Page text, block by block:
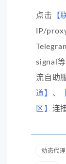
点击 【
IP/
signal
流自助
道】 、
区】 连
动态代理